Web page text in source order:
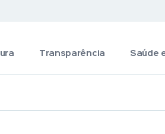
Transparência Saúde